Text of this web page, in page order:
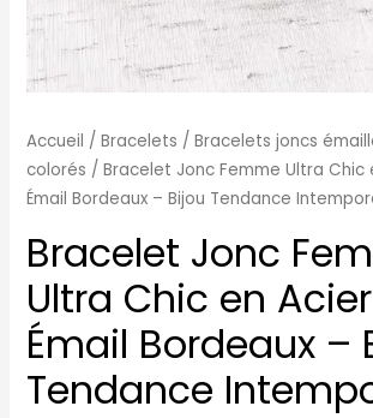
Accueil /Bracelets /Bracelets joncs
colorés / Bracelet Jonc Femme Ultra Chic
Émail Bordeaux – Bijou Tendance
Bracelet Jonc
Ultra Chic en
Émail Bordeaux –
Tendance
Bijou
Tendance
Intemporel